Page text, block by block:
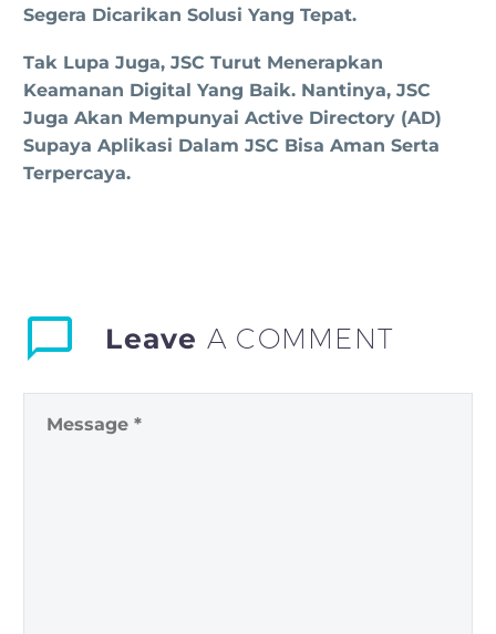
Segera Dicarikan Solusi Yang Tepat.
Tak Lupa Juga, JSC Turut Menerapkan
Keamanan Digital Yang Baik. Nantinya, JSC
Juga Akan Mempunyai Active Directory (AD)
Supaya Aplikasi Dalam JSC Bisa Aman Serta
Terpercaya.
Leave A COMMENT